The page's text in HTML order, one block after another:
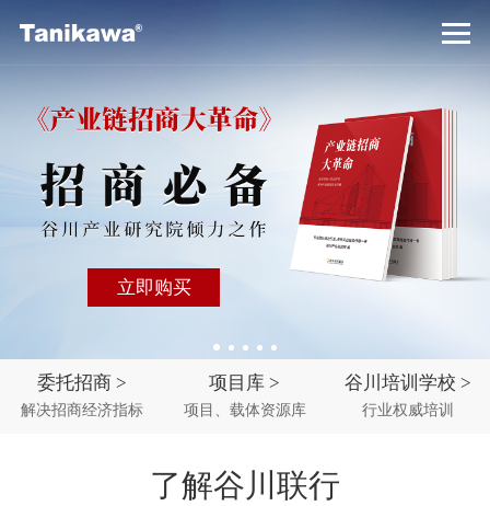
谷川高科 让城市更智慧
打造产业集群 推动产业转型升级
立即购买
招商数字化解决方案专家
了解详情
区域经济发展运行服务商
谷川集团旗下业务板块，助力区域新经济发展
企业选址一站式服务
定制化选址方案，破除高成本，规避决策风险
谷川高科 让城市更智慧
打造产业集群 推动产业转型升级
立即购买
委托招商 >
解决招商经济指标
项目库 >
项目、载体资源库
谷川培训学校 >
行业权威培训
了解谷川联行